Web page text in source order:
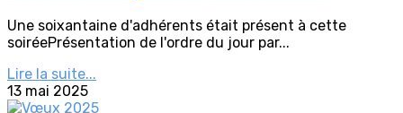
Une soixantaine d'adhérents était présent à cette
soiréePrésentation de l'ordre du jour par...
Lire la suite...
13 mai 2025